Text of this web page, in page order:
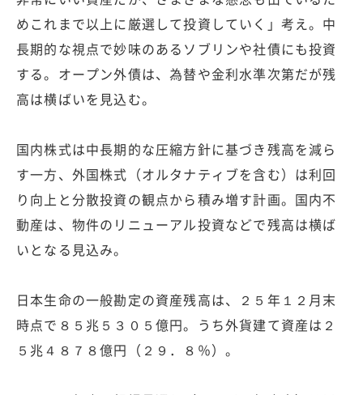
めこれまで以上に厳選して投資していく」考え。中
長期的な視点で妙味のあるソブリンや社債にも投資
する。オープン外債は、為替や金利水準次第だが残
高は横ばいを見込む。
国内株式は中長期的な圧縮方針に基づき残高を減ら
す一方、外国株式（オルタナティブを含む）は利回
り向上と分散投資の観点から積み増す計画。国内不
動産は、物件のリニューアル投資などで残高は横ば
いとなる見込み。
日本生命の一般勘定の資産残高は、２５年１２月末
時点で８５兆５３０５億円。うち外貨建て資産は２
５兆４８７８億円（２９．８％）。